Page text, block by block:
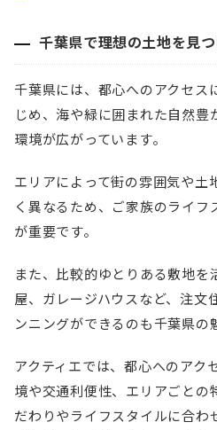
千葉県で理想の土地を見
千葉県には、都心へのアクセス
じめ、海や緑に囲まれた自然豊
環境が広がっています。
エリアによって街の雰囲気や土
く異なるため、ご家族のライ
が重要です。
また、比較的ゆとりある敷地を
屋、ガレージハウスなど、注文
ンニングができるのも千葉県の
アクティエでは、都心へのアク
境や交通利便性、エリアごとの
だわりやライフスタイルに合わ